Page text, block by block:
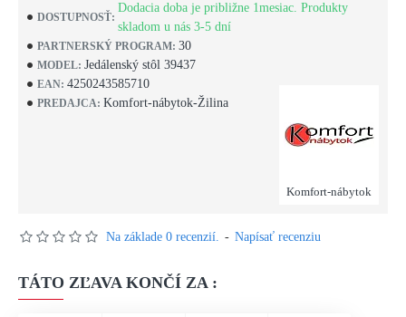
DOSTUPNOSŤ:
Dodacia doba je približne 1mesiac. Produkty
skladom u nás 3-5 dní
PARTNERSKÝ PROGRAM: 30
MODEL: Jedálenský stôl 39437
EAN: 4250243585710
PREDAJCA: Komfort-nábytok-Žilina
Komfort-nábytok
Na základe 0 recenzií. - Napísať recenziu
TÁTO ZĽAVA KONČÍ ZA :